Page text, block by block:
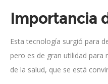
Importancia
Esta tecnología surgió para
pero es de gran utilidad
de la salud, que se está